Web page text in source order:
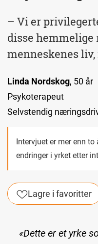
– Vi er
disse hemmelige
menneskenes
Linda Nordskog, 50 år
Psykoterapeut
Selvstendig
Intervjuet er mer enn
endringer i yrket etter
Lagre i favoritter
«Dette er et yrke